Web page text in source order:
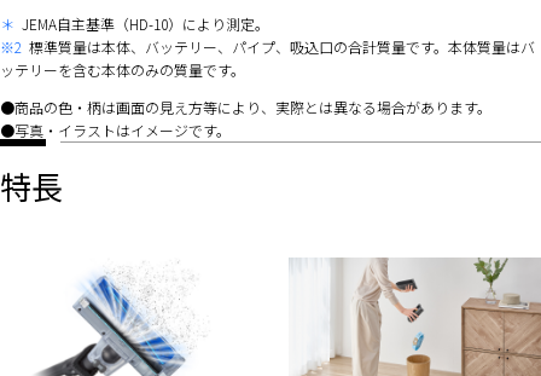
＊ JEMA自主基準（HD-10）により測定。
※2 標準質量は本体、バッテリー、パイプ、吸込口の合計質量です。本体質量はバ
ッテリーを含む本体のみの質量です。
商品の色・柄は画面の見え方等により、実際とは異なる場合があります。
写真・イラストはイメージです。
特長